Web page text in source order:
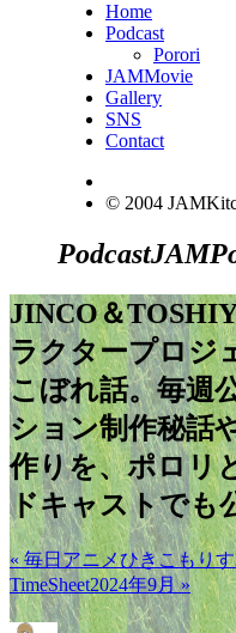
Home
Podcast
Porori
JAMMovie
Gallery
SNS
Contact
© 2004
PodcastJAM
JINCO＆
ラクタープロジ
こぼれ話。毎週
ション制作秘話
作りを、ポロリ
ドキャストでも
« 毎日アニメひきこもりす
TimeSheet2024年9月 »